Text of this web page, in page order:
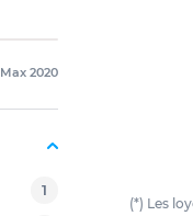
Max 2020
1
(*) Les